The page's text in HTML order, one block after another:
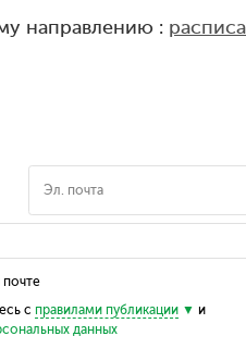
направлению :
почте
с правилами публикации
и
данных